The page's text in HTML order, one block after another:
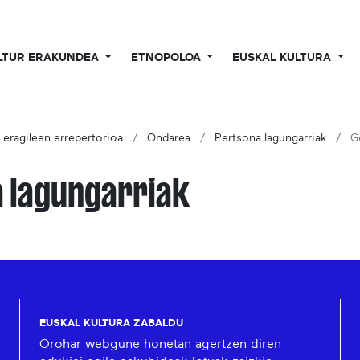
ERAKUNDEA ETNOPOLOA EUSKAL KULTURA
errepertorioa Ondarea Pertsona lagungarriak
lagungarriak
EUSKAL KULTURA ZABALDU
Orohar webgune honetan agertzen diren